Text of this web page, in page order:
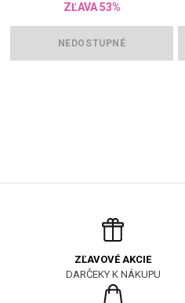
ZĽAVA 53%
NEDOSTUPNÉ
ZĽAVOVÉ AKCIE
DARČEKY K NÁKUPU